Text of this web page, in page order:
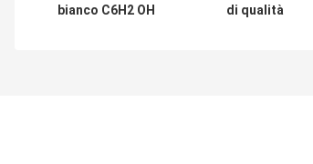
bianco C6H2 OH
di qualità